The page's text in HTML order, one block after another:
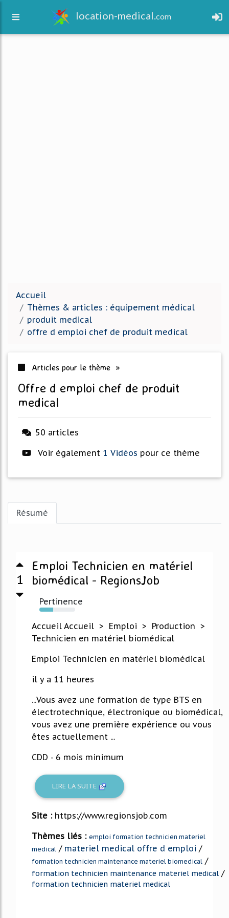
location-medical.com
Accueil
Thèmes & articles : équipement médical
produit medical
offre d emploi chef de produit medical
Articles pour le thème »
offre d emploi chef de produit
medical
50 articles
Voir également 1 Vidéos pour ce thème
Résumé
1
Emploi Technicien en matériel
biomédical - RegionsJob
Pertinence
39%
Accueil Accueil > Emploi > Production >
Technicien en matériel biomédical
Emploi Technicien en matériel biomédical
il y a 11 heures
...Vous avez une formation de type BTS en
électrotechnique, électronique ou biomédical,
vous avez une première expérience ou vous
êtes actuellement ...
CDD - 6 mois minimum
LIRE LA SUITE
Site : https://www.regionsjob.com
Thèmes liés : emploi formation technicien materiel
medical / materiel medical offre d emploi /
formation technicien maintenance materiel biomedical /
formation technicien maintenance materiel medical /
formation technicien materiel medical